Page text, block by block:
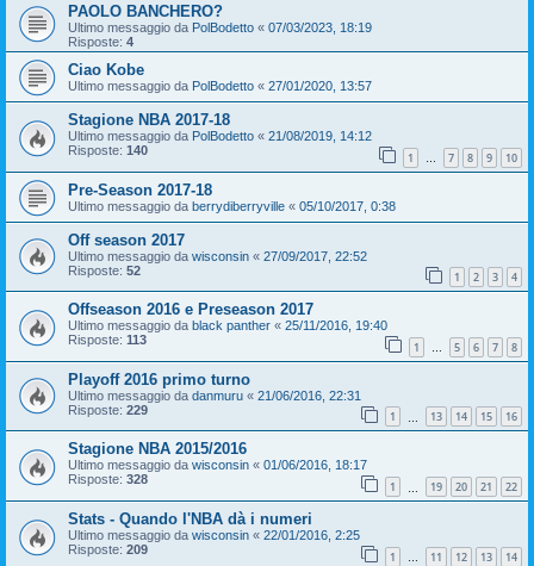
PAOLO BANCHERO?
Ultimo messaggio da PolBodetto « 07/03/2023, 18:19
Risposte: 4
Ciao Kobe
Ultimo messaggio da PolBodetto « 27/01/2020, 13:57
Stagione NBA 2017-18
Ultimo messaggio da PolBodetto « 21/08/2019, 14:12
Risposte: 140 1 … 7 8 9 10
Pre-Season 2017-18
Ultimo messaggio da berrydiberryville « 05/10/2017, 0:38
Off season 2017
Ultimo messaggio da wisconsin « 27/09/2017, 22:52
Risposte: 52 1 2 3 4
Offseason 2016 e Preseason 2017
Ultimo messaggio da black panther « 25/11/2016, 19:40
Risposte: 113 1 … 5 6 7 8
Playoff 2016 primo turno
Ultimo messaggio da danmuru « 21/06/2016, 22:31
Risposte: 229 1 13 14 15 16
Stagione NBA 2015/2016
Ultimo messaggio da wisconsin « 01/06/2016, 18:17
Risposte: 328 1 19 20 21 22
Stats - Quando l'NBA dà i numeri
Ultimo messaggio da wisconsin « 22/01/2016, 2:25
Risposte: 209 1 … 11 12 13 14